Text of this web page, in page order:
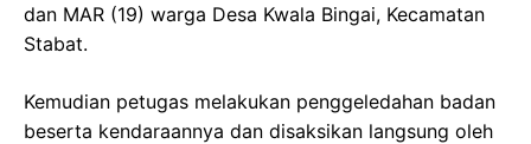
dan MAR (19) warga Desa Kwala Bingai, Kecamatan
Stabat.
Kemudian petugas melakukan penggeledahan badan
beserta kendaraannya dan disaksikan langsung oleh